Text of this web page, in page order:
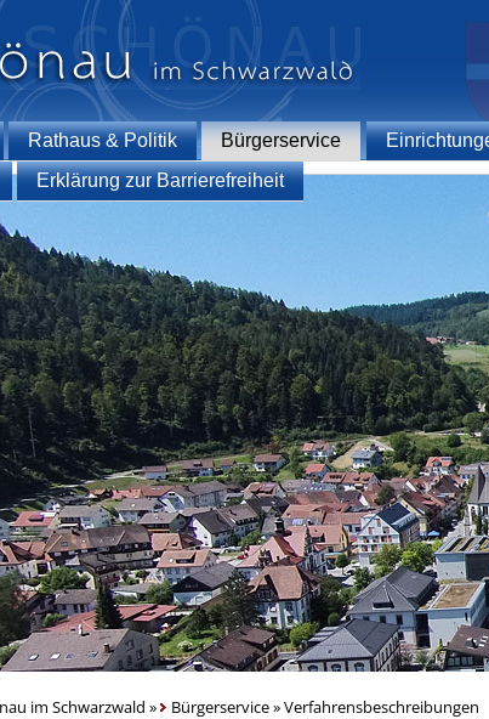
Rathaus & Politik Bürgerservice
Erklärung zur Barrierefreiheit
im Schwarzwald » Bürgerservice»Verfahrensbeschreibungen